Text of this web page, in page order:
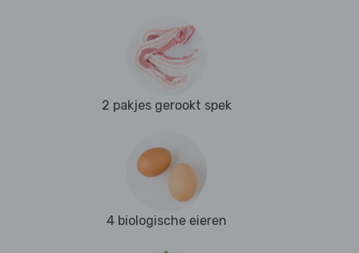
2 pakjes gerookt spek
4 biologische eieren